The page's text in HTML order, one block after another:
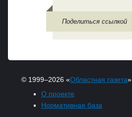
Поделиться ссылкой
© 1999–2026 «Областная газета»
О проекте
Нормативная база